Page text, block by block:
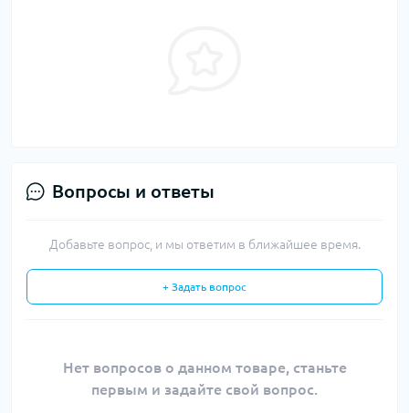
Вопросы и ответы
Добавьте вопрос, и мы ответим в ближайшее время.
+ Задать вопрос
Нет вопросов о данном товаре, станьте
первым и задайте свой вопрос.